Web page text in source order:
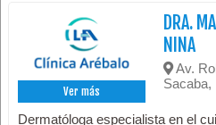
Ver más
DRA.
NINA
Av.
Sacaba,
Dermatóloga especialista en el